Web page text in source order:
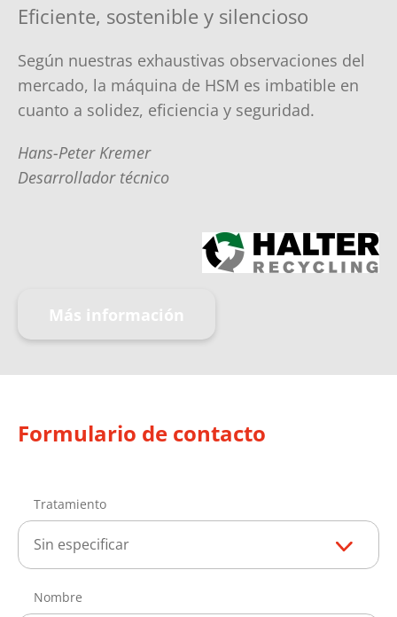
Eficiente, sostenible y silencioso
Según nuestras exhaustivas observaciones del
mercado, la máquina de HSM es imbatible en
cuanto a solidez, eficiencia y seguridad.
Hans-Peter Kremer
Desarrollador técnico
Más información
Formulario de contacto
Tratamiento
Sin especificar
Nombre